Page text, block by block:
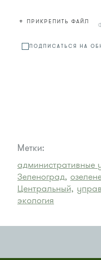
+ ПРИКРЕПИТЬ ФАЙЛ
ПОДПИСАТЬСЯ НА
Метки:
административные
Зеленоград,
Центральный,
экология